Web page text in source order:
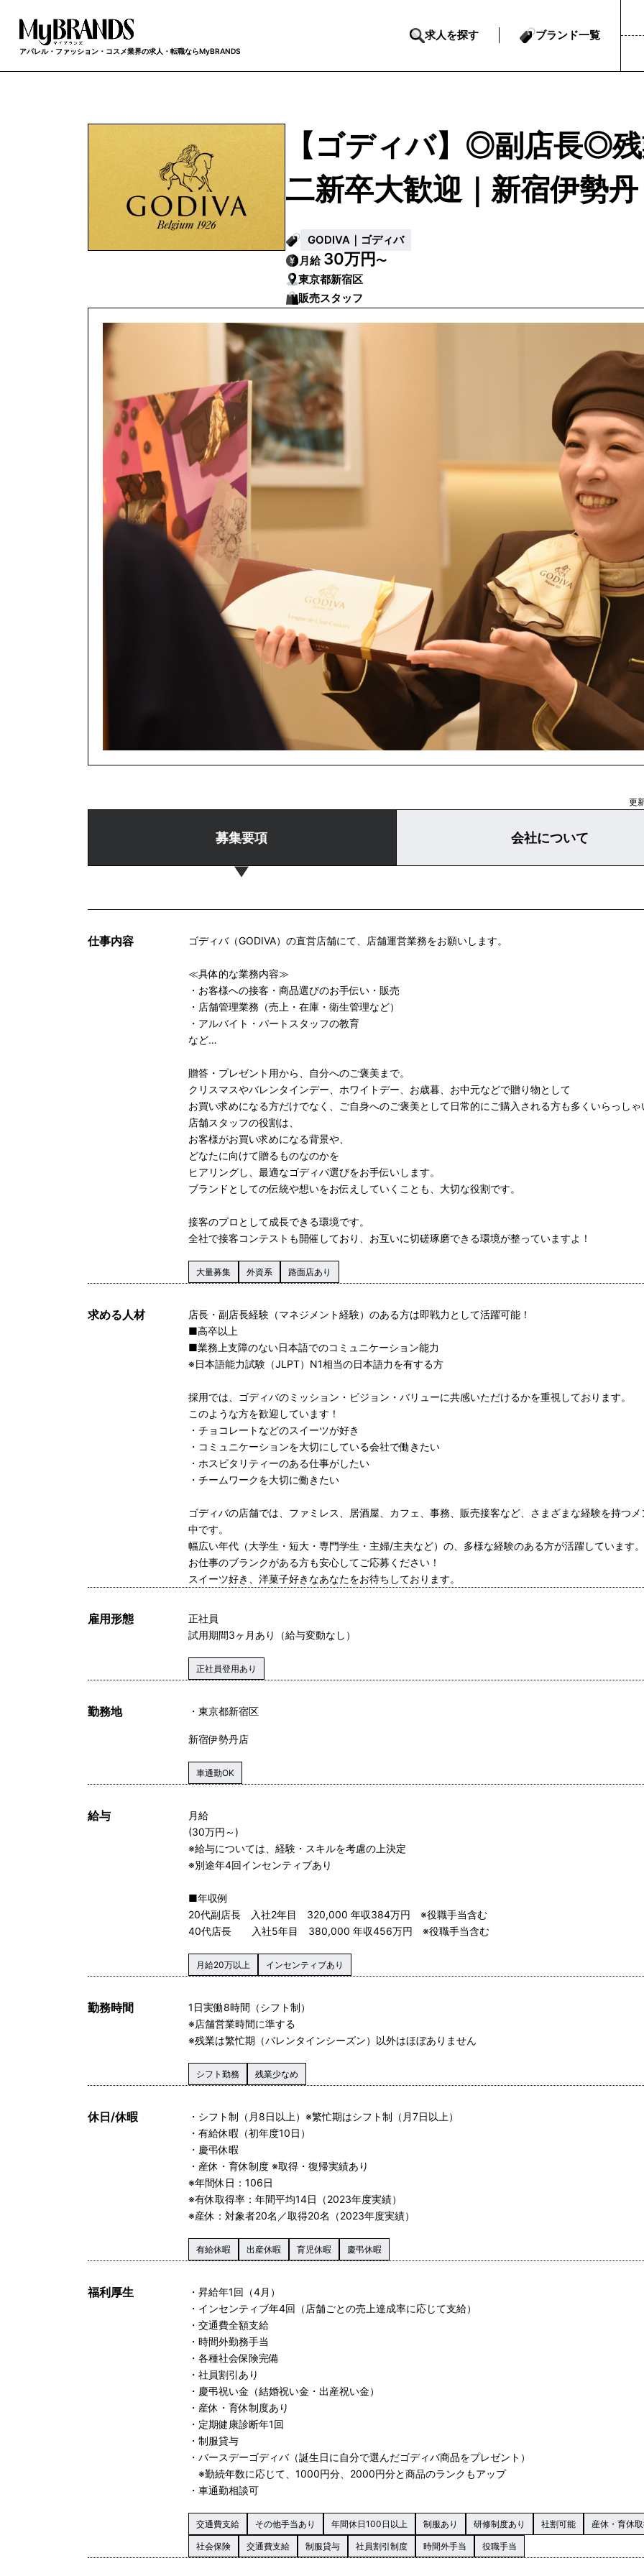
アパレル・ファッション・コスメ業界の求人・転職ならMyBRANDS
求人を探す ブランド一覧
【ゴディバ】◎副店長◎
二新卒大歓迎｜新宿伊勢丹
GODIVA｜ゴディバ
月給 30万円〜
東京都新宿区
販売スタッフ
更
募集要項 会社について
仕事内容 ゴディバ（GODIVA）の直営店舗にて、店舗運営業務をお願いします。
≪具体的な業務内容≫
・お客様への接客・商品選びのお手伝い・販売
・店舗管理業務（売上・在庫・衛生管理など）
・アルバイト・パートスタッフの教育
など…
贈答・プレゼント用から、自分へのご褒美まで。
クリスマスやバレンタインデー、ホワイトデー、お歳暮、お中元などで贈り物として
お買い求めになる方だけでなく、ご自身へのご褒美として日常的にご購入される方も多くいらっしゃ
店舗スタッフの役割は、
お客様がお買い求めになる背景や、
どなたに向けて贈るものなのかを
ヒアリングし、最適なゴディバ選びをお手伝いします。
ブランドとしての伝統や想いをお伝えしていくことも、大切な役割です。
接客のプロとして成長できる環境です。
全社で接客コンテストも開催しており、お互いに切磋琢磨できる環境が整っていますよ！
大量募集 外資系 路面店あり
求める人材
店長・副店長経験（マネジメント経験）のある方は即戦力として活躍可能！
■高卒以上
■業務上支障のない日本語でのコミュニケーション能力
※日本語能力試験（JLPT）N1相当の日本語力を有する方
採用では、ゴディバのミッション・ビジョン・バリューに共感いただけるかを重視しております。
このような方を歓迎しています！
・チョコレートなどのスイーツが好き
・コミュニケーションを大切にしている会社で働きたい
・ホスピタリティーのある仕事がしたい
・チームワークを大切に働きたい
ゴディバの店舗では、ファミレス、居酒屋、カフェ、事務、販売接客など、さまざまな経験を持つ
中です。
幅広い年代（大学生・短大・専門学生・主婦/主夫など）の、多様な経験のある方が活躍しています。
お仕事のブランクがある方も安心してご応募ください！
スイーツ好き、洋菓子好きなあなたをお待ちしております。
雇用形態
正社員
試用期間3ヶ月あり（給与変動なし）
正社員登用あり
勤務地 東京都新宿区
新宿伊勢丹店
車通勤OK
給与
月給
(30万円～)
※給与については、経験・スキルを考慮の上決定
※別途年4回インセンティブあり
■年収例
20代副店長 入社2年目 320,000 年収384万円 ※役職手当含む
40代店長 入社5年目 380,000 年収456万円 ※役職手当含む
月給20万以上 インセンティブあり
勤務時間
1日実働8時間（シフト制）
※店舗営業時間に準する
※残業は繁忙期（バレンタインシーズン）以外はほぼありません
シフト勤務 残業少なめ
休日/休暇
・シフト制（月8日以上）※繁忙期はシフト制（月7日以上）
・有給休暇（初年度10日）
・慶弔休暇
・産休・育休制度 ※取得・復帰実績あり
※年間休日：106日
※有休取得率：年間平均14日（2023年度実績）
※産休：対象者20名／取得20名（2023年度実績）
有給休暇 出産休暇 育児休暇 慶弔休暇
福利厚生
・昇給年1回（4月）
・インセンティブ年4回（店舗ごとの売上達成率に応じて支給）
・交通費全額支給
・時間外勤務手当
・各種社会保険完備
・社員割引あり
・慶弔祝い金（結婚祝い金・出産祝い金）
・産休・育休制度あり
・定期健康診断年1回
・制服貸与
・バースデーゴディバ（誕生日に自分で選んだゴディバ商品をプレゼント）
※勤続年数に応じて、1000円分、2000円分と商品のランクもアップ
・車通勤相談可
交通費支給 その他手当あり 年間休日100日以上 制服あり 研修制度あり 社割可能 産休・育休
社会保険 交通費支給 制服貸与 社員割引制度 時間外手当 役職手当